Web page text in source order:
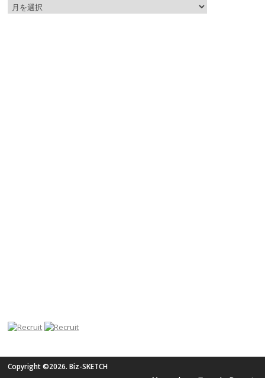
Copyright ©2026. Biz-SKETCH